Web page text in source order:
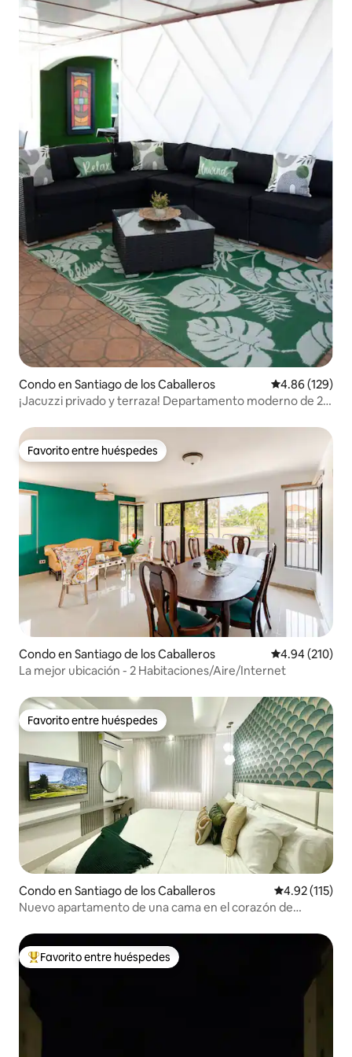
Condo en Santiago de los Caballeros Calificación
4.86 (129)
¡Jacuzzi privado y terraza! Departamento moderno de 2
Favorito entre huéspedes
Favorito entre huéspedes
Condo en Santiago de los Caballeros Calificación
4.94 (210)
La mejor ubicación - 2 Habitaciones/Aire/Internet
Favorito entre huéspedes
Favorito entre huéspedes
Condo en Santiago de los Caballeros Calificación
4.92 (115)
Nuevo apartamento de una cama en el corazón de
Favorito entre huéspedes preferido
Favorito entre huéspedes